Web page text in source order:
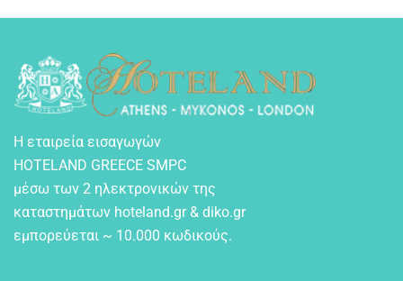
Η εταιρεία εισαγωγών
HOTELAND GREECE SMPC
μέσω των 2 ηλεκτρονικών της
καταστημάτων hoteland.gr & diko.gr
εμπορεύεται ~ 10.000 κωδικούς.